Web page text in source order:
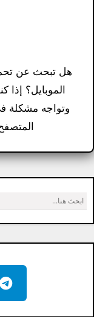
الموبايل؟
وتواجه مشكلة